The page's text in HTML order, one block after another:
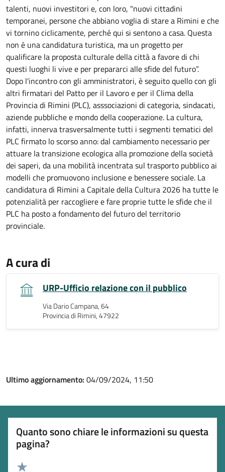
talenti, nuovi investitori e, con loro, "nuovi cittadini
temporanei, persone che abbiano voglia di stare a Rimini e che
vi tornino ciclicamente, perché qui si sentono a casa. Questa
non è una candidatura turistica, ma un progetto per
qualificare la proposta culturale della città a favore di chi
questi luoghi li vive e per prepararci alle sfide del futuro”.
Dopo l'incontro con gli amministratori, è seguito quello con gli
altri firmatari del Patto per il Lavoro e per il Clima della
Provincia di Rimini (PLC), asssociazioni di categoria, sindacati,
aziende pubbliche e mondo della cooperazione. La cultura,
infatti, innerva trasversalmente tutti i segmenti tematici del
PLC firmato lo scorso anno: dal cambiamento necessario per
attuare la transizione ecologica alla promozione della società
dei saperi, da una mobilità incentrata sul trasporto pubblico ai
modelli che promuovono inclusione e benessere sociale. La
candidatura di Rimini a Capitale della Cultura 2026 ha tutte le
potenzialità per raccogliere e fare proprie tutte le sfide che il
PLC ha posto a fondamento del futuro del territorio
provinciale.
A cura di
URP-Ufficio relazione con il pubblico
Via Dario Campana, 64
Provincia di Rimini, 47922
Ultimo aggiornamento: 04/09/2024, 11:50
Quanto sono chiare le informazioni su questa
pagina?